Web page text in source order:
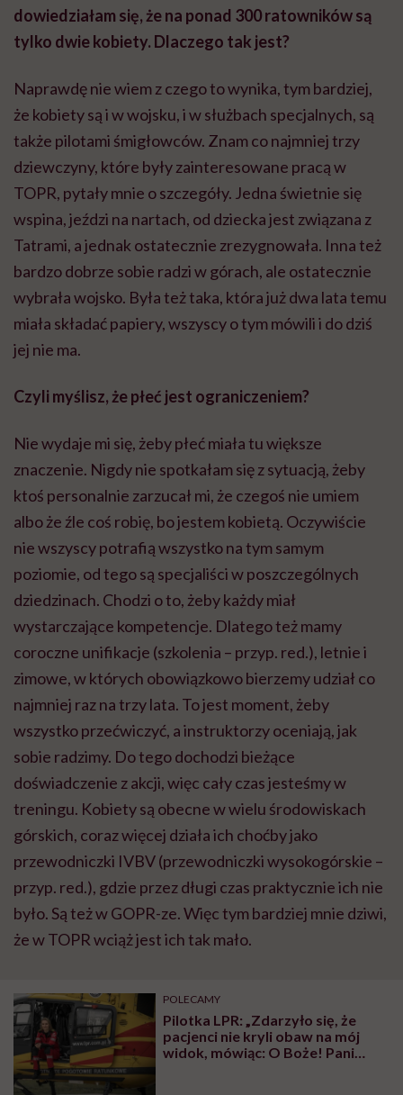
dowiedziałam się, że na ponad 300 ratowników są
tylko dwie kobiety. Dlaczego tak jest?
Naprawdę nie wiem z czego to wynika, tym bardziej,
że kobiety są i w wojsku, i w służbach specjalnych, są
także pilotami śmigłowców. Znam co najmniej trzy
dziewczyny, które były zainteresowane pracą w
TOPR, pytały mnie o szczegóły. Jedna świetnie się
wspina, jeździ na nartach, od dziecka jest związana z
Tatrami, a jednak ostatecznie zrezygnowała. Inna też
bardzo dobrze sobie radzi w górach, ale ostatecznie
wybrała wojsko. Była też taka, która już dwa lata temu
miała składać papiery, wszyscy o tym mówili i do dziś
jej nie ma.
Czyli myślisz, że płeć jest ograniczeniem?
Nie wydaje mi się, żeby płeć miała tu większe
znaczenie. Nigdy nie spotkałam się z sytuacją, żeby
ktoś personalnie zarzucał mi, że czegoś nie umiem
albo że źle coś robię, bo jestem kobietą. Oczywiście
nie wszyscy potrafią wszystko na tym samym
poziomie, od tego są specjaliści w poszczególnych
dziedzinach. Chodzi o to, żeby każdy miał
wystarczające kompetencje. Dlatego też mamy
coroczne unifikacje (szkolenia – przyp. red.), letnie i
zimowe, w których obowiązkowo bierzemy udział co
najmniej raz na trzy lata. To jest moment, żeby
wszystko przećwiczyć, a instruktorzy oceniają, jak
sobie radzimy. Do tego dochodzi bieżące
doświadczenie z akcji, więc cały czas jesteśmy w
treningu. Kobiety są obecne w wielu środowiskach
górskich, coraz więcej działa ich choćby jako
przewodniczki IVBV (przewodniczki wysokogórskie –
przyp. red.), gdzie przez długi czas praktycznie ich nie
było. Są też w GOPR-ze. Więc tym bardziej mnie dziwi,
że w TOPR wciąż jest ich tak mało.
POLECAMY
Pilotka LPR: „Zdarzyło się, że
pacjenci nie kryli obaw na mój
widok, mówiąc: O Boże! Pani